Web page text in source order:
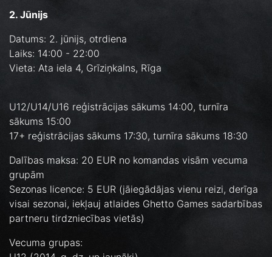
2. Jūnijs
Datums: 2. jūnijs, otrdiena
Laiks: 14:00 - 22:00
Vieta: Ata iela 4, Grīziņkalns, Rīga
U12/U14/U16 reģistrācijas sākums 14:00, turnīra
sākums 15:00
17+ reģistrācijas sākums 17:30, turnīra sākums 18:30
Dalības maksa: 20 EUR no komandas visām vecuma
grupām
Sezonas licence: 5 EUR (jāiegādājas vienu reizi, derīga
visai sezonai, iekļauj atlaides Ghetto Games sadarbības
partneru tirdzniecības vietās)
Vecuma grupas: